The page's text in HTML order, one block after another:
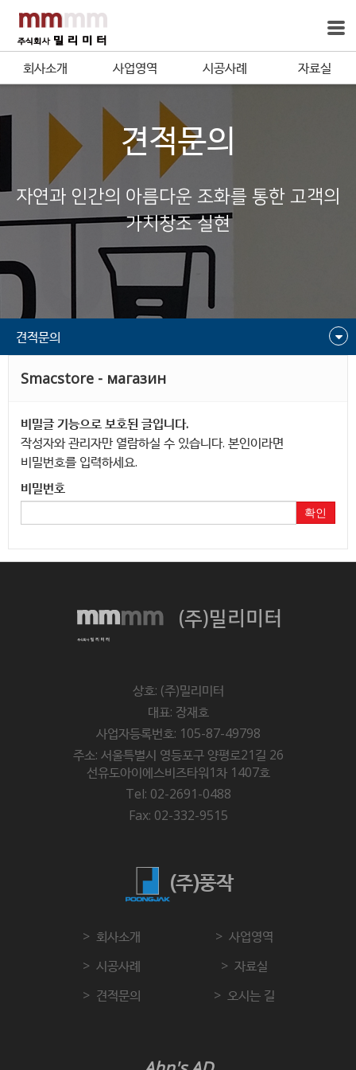
회사소개 사업영역 시공사례 자료실
견적문의
자연과 인간의 아름다운 조화를 통한 고객의
가치창조 실현
견적문의
Smacstore - магазин
비밀글 기능으로 보호된 글입니다.
작성자와 관리자만 열람하실 수 있습니다. 본인이라면
비밀번호를 입력하세요.
비밀번호
확인
(주)밀리미터
상호: (주)밀리미터
대표: 장재호
사업자등록번호: 105-87-49798
주소: 서울특별시 영등포구 양평로21길 26
선유도아이에스비즈타워1차 1407호
Tel: 02-2691-0488
Fax: 02-332-9515
(주)풍작
회사소개
사업영역
시공사례
자료실
견적문의
오시는 길